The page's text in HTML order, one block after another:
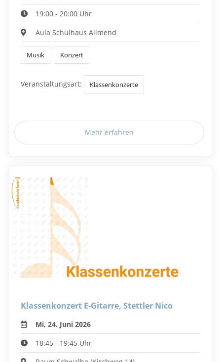
19:00 - 20:00 Uhr
Aula Schulhaus Allmend
Musik Konzert
Veranstaltungsart: Klassenkonzerte
Mehr erfahren
Klassenkonzert E-Gitarre, Stettler Nico
Mi, 24. Juni 2026
18:45 - 19:45 Uhr